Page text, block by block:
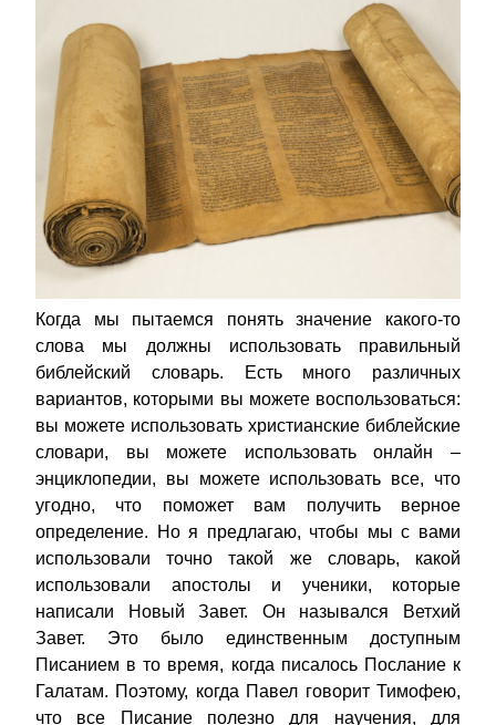
Когда мы пытаемся понять значение какого-то
слова мы должны использовать правильный
библейский словарь. Есть много различных
вариантов, которыми вы можете воспользоваться:
вы можете использовать христианские библейские
словари, вы можете использовать онлайн –
энциклопедии, вы можете использовать все, что
угодно, что поможет вам получить верное
определение. Но я предлагаю, чтобы мы с вами
использовали точно такой же словарь, какой
использовали апостолы и ученики, которые
написали Новый Завет. Он назывался Ветхий
Завет. Это было единственным доступным
Писанием в то время, когда писалось Послание к
Галатам. Поэтому, когда Павел говорит Тимофею,
что все Писание полезно для научения, для